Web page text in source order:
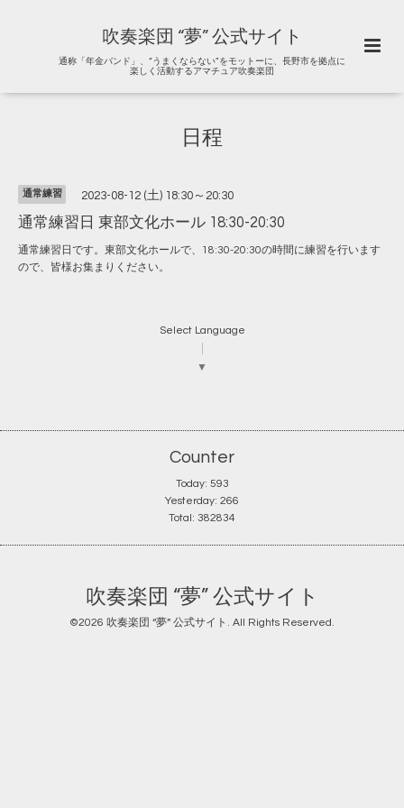
吹奏楽団 “夢” 公式サイト
通称「年金バンド」、“うまくならない”をモットーに、長野市を拠点に
楽しく活動するアマチュア吹奏楽団
日程
通常練習 2023-08-12 (土) 18:30～20:30
通常練習日 東部文化ホール 18:30-20:30
通常練習日です。東部文化ホールで、18:30-20:30の時間に練習を行います
ので、皆様お集まりください。
Select Language
▼
Counter
Today: 593
Yesterday: 266
Total: 382834
吹奏楽団 “夢” 公式サイト
©2026 吹奏楽団 “夢” 公式サイト . All Rights Reserved.